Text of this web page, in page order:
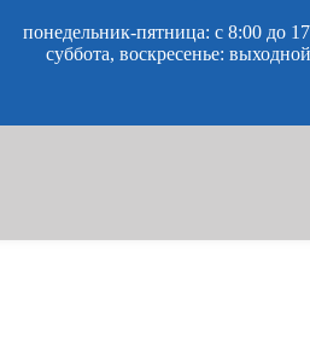
понедельник-пятница: c 8:00 до
суббота, воскресенье: выходной